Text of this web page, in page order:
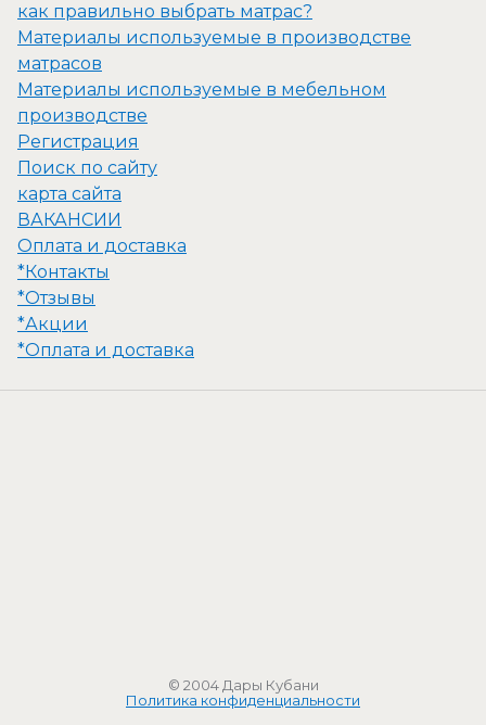
как правильно выбрать матрас?
Материалы используемые в производстве
матрасов
Материалы используемые в мебельном
производстве
Регистрация
Поиск по сайту
карта сайта
ВАКАНСИИ
Оплата и доставка
*Контакты
*Отзывы
*Акции
*Оплата и доставка
© 2004 Дары Кубани
Политика конфиденциальности